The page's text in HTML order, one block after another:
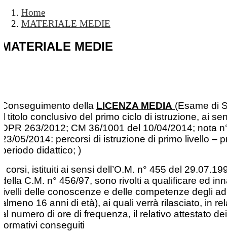
Home
MATERIALE MEDIE
MATERIALE MEDIE
Conseguimento della LICENZA MEDIA (Esame di
il titolo conclusivo del primo ciclo di istruzione, ai
DPR 263/2012; CM 36/1001 del 10/04/2014; nota
23/05/2014: percorsi di istruzione di primo livello –
periodo didattico; )
I corsi, istituiti ai sensi dell’O.M. n° 455 del
della C.M. n° 456/97, sono rivolti a qualificare ed
livelli delle conoscenze e delle competenze degli
almeno 16 anni di età), ai quali verrà rilasciato, in
al numero di ore di frequenza, il relativo attestato
formativi conseguiti